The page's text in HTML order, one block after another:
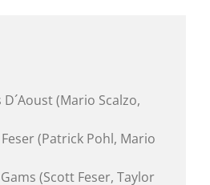
D´Aoust (Mario Scalzo,
(Patrick Pohl, Mario
(Scott Feser, Taylor